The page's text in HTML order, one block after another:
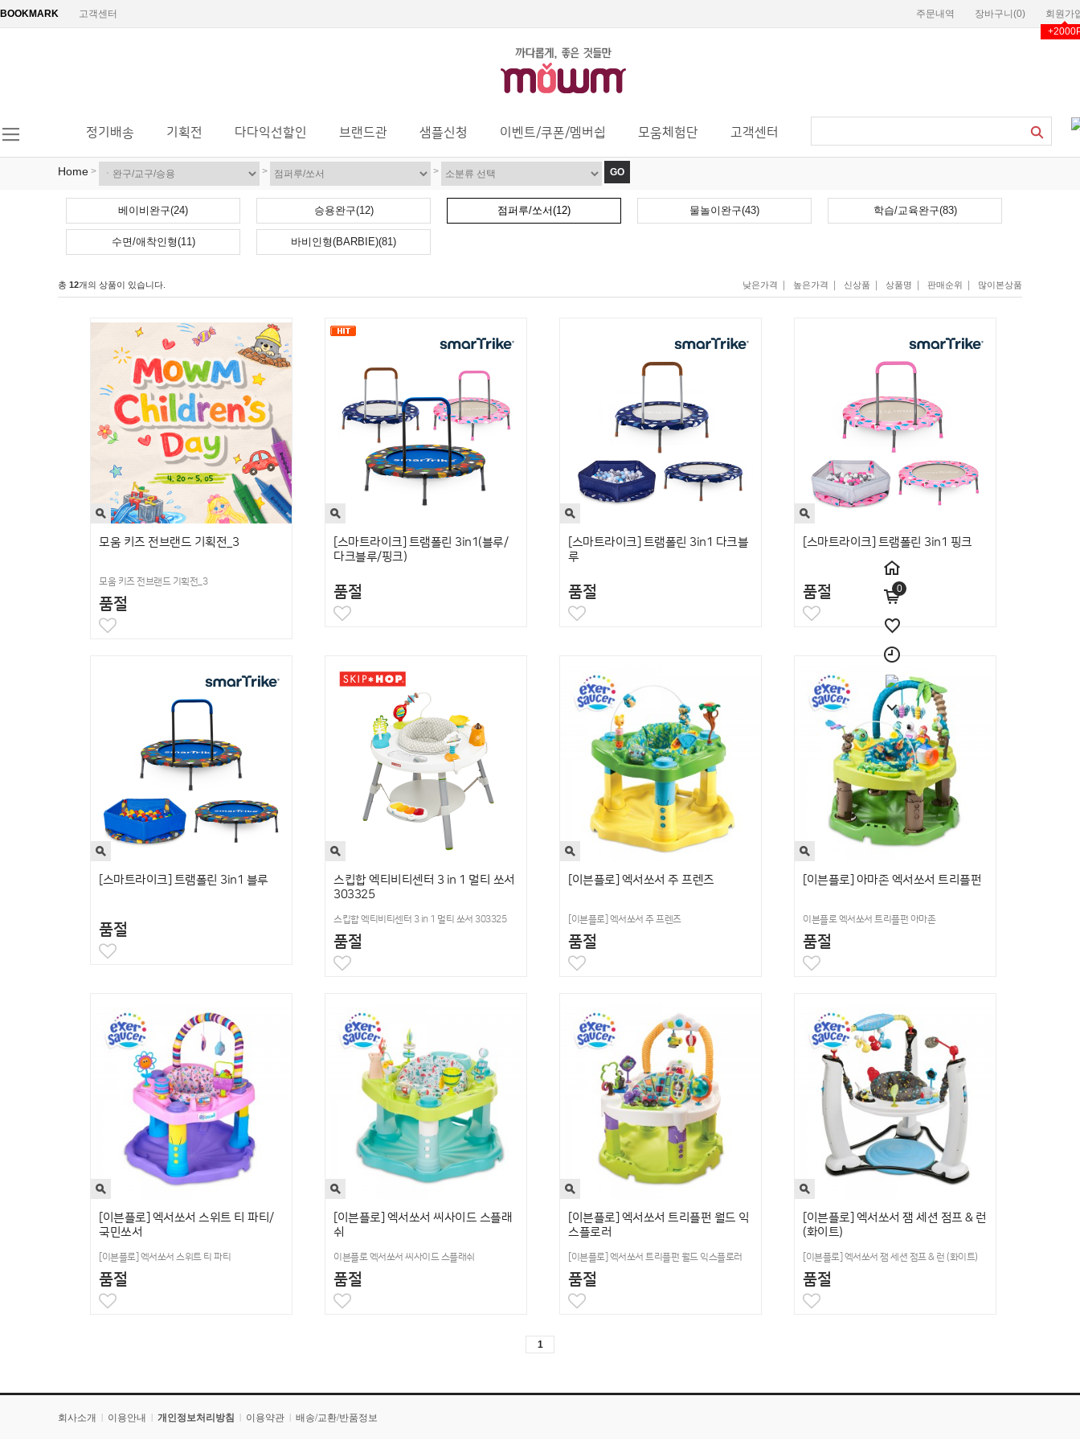
0
BOOKMARK 고객센터
회원가
장바구니(0)
주문내역
정기배송 기획전 다다익선할인 브랜드관 샘플신청 이벤트/쿠폰/멤버쉽 모움체험단 고객센터
Home > > > GO
베이비완구(24) 승용완구(12) 점퍼루/쏘서(12) 물놀이완구(43) 학습/교육완구(83)
수면/애착인형(11) 바비인형(BARBIE)(81)
총 12개의 상품이 있습니다. 낮은가격 높은가격 신상품 상품명 판매순위 많이본상품
모움 키즈 전브랜드 기획전_3
모움 키즈 전브랜드 기획전_3
품절
[스마트라이크] 트램폴린 3in1(블루/
다크블루/핑크)
품절
[스마트라이크] 트램폴린 3in1 다크블
루
품절
[스마트라이크] 트램폴린 3in1 핑크
품절
[스마트라이크] 트램폴린 3in1 블루
품절
스킵합 엑티비티센터 3 in 1 멀티 쏘서
303325
스킵합 엑티비티센터 3 in 1 멀티 쏘서 303325
품절
[이븐플로] 엑서쏘서 주 프렌즈
[이븐플로] 엑서쏘서 주 프렌즈
품절
[이븐플로] 아마존 엑서쏘서 트리플펀
이븐플로 엑서쏘서 트리플펀 아마존
품절
[이븐플로] 엑서쏘서 스위트 티 파티/
국민쏘서
[이븐플로] 엑서쏘서 스위트 티 파티
품절
[이븐플로] 엑서쏘서 씨사이드 스플래
쉬
이븐플로 엑서쏘서 씨사이드 스플래쉬
품절
[이븐플로] 엑서쏘서 트리플펀 월드 익
스플로러
[이븐플로] 엑서쏘서 트리플펀 월드 익스플로러
품절
[이븐플로] 엑서쏘서 잼 세션 점프 & 런
(화이트)
[이븐플로] 엑서쏘서 잼 세션 점프 & 런 (화이트)
품절
1
회사소개 | 이용안내 | 개인정보처리방침 | 이용약관 | 배송/교환/반품정보